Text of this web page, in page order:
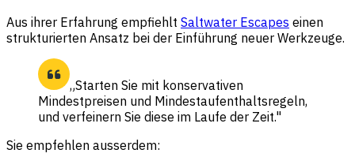
Aus ihrer Erfahrung empfiehlt Saltwater Escapes einen
strukturierten Ansatz bei der Einführung neuer Werkzeuge.
„Starten Sie mit konservativen
Mindestpreisen und Mindestaufenthaltsregeln,
und verfeinern Sie diese im Laufe der Zeit."
Sie empfehlen ausserdem: